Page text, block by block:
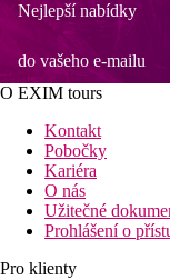
Nejlepší nabídky
do vašeho e-mailu
O EXIM tours
Kontakt
Pobočky
Kariéra
O nás
Užitečné
Prohlášení o
Pro klienty